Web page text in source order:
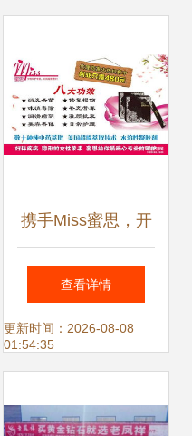
携手Miss蜜思，开
启女性健康事业的
共赢之旅——代理
查看详情
更新时间：2026-08-08
01:54:35